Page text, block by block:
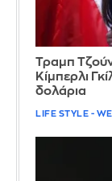
Τραμπ
Κίμπερλι
δολάρια
LIFE STYLE -